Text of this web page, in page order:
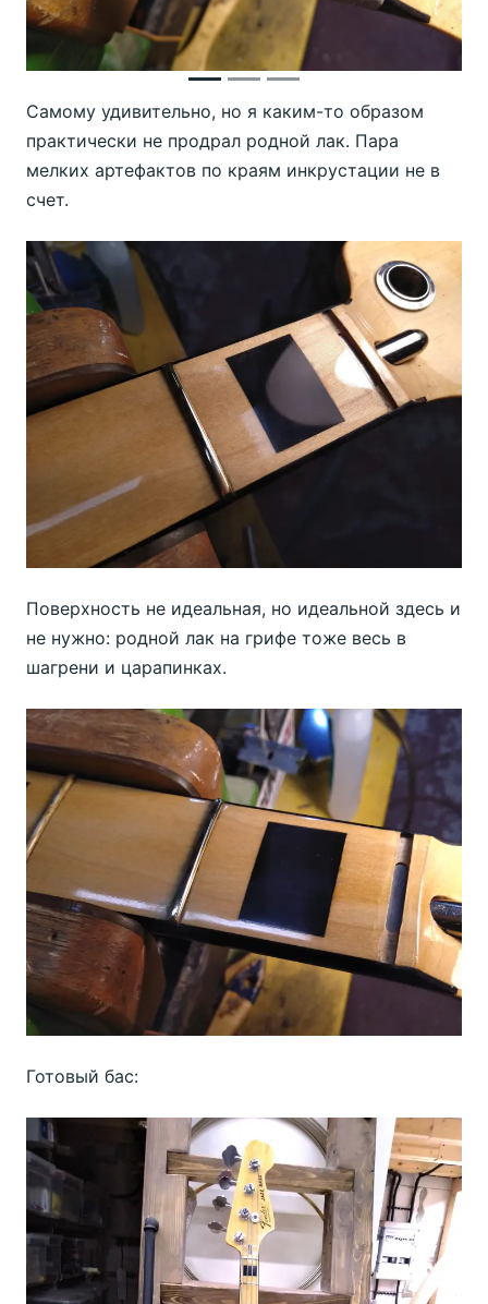
Самому удивительно, но я каким-то образом
практически не продрал родной лак. Пара
мелких артефактов по краям инкрустации не в
счет.
Поверхность не идеальная, но идеальной здесь и
не нужно: родной лак на грифе тоже весь в
шагрени и царапинках.
Готовый бас: